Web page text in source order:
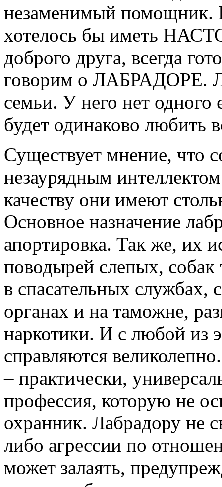
незаменимый помощник.
хотелось бы иметь
доброго друга, всегда
говорим о ЛАБРАДОРЕ.
семьи. У него нет одного
будет одинаково любить
Существует мнение, что
незаурядным
качеству они имеют
Основное назначение
апортировка. Так же, их
поводырей слепых,
в спасательных службах,
органах и на таможне,
наркотики. И с любой из
справляются
– практически,
профессия, которую не
охранник. Лабрадору не
либо агрессии по
может залаять,